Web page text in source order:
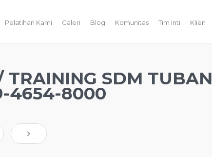
Pelatihan Kami Galeri Blog Komunitas Tim Inti Klien
SDM TUBAN
4654-8000